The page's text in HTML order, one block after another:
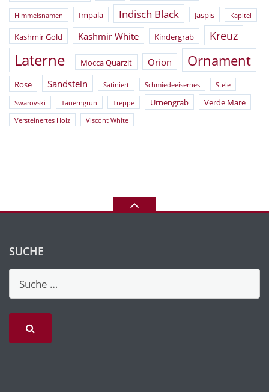
Himmelsnamen Impala Indisch Black Jaspis Kapitel
Kashmir Gold Kashmir White Kindergrab Kreuz
Laterne Mocca Quarzit Orion Ornament
Rose Sandstein Satiniert Schmiedeeisernes Stele
Swarovski Tauerngrün Treppe Urnengrab Verde Mare
Versteinertes Holz Viscont White
SUCHE